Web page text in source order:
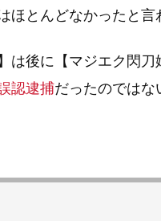
ほとんどなかったと言
後に【マジエク閃刀
認逮捕だったのではな